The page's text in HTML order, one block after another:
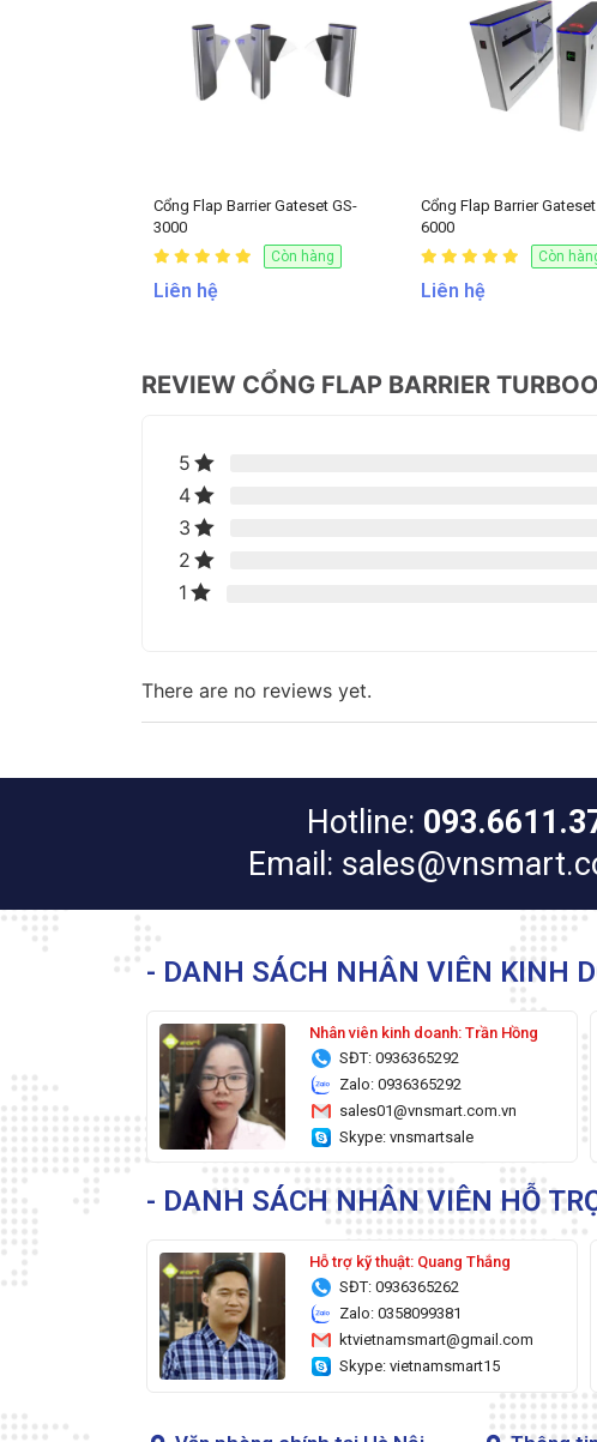
Cổng Flap Barrier Gateset GS-
3000
Còn hàng
Liên hệ
Cổng Flap Barrier Gateset
6000
Còn
Liên hệ
REVIEW CỔNG FLAP BARRIER
5
4
3
2
1
There are no reviews yet.
Hotline:
Email:
- DANH SÁCH NHÂN VIÊN KINH
Nhân viên kinh doanh: Trần Hồng
SĐT: 0936365292
Zalo: 0936365292
sales01@vnsmart.com.vn
Skype: vnsmartsale
- DANH SÁCH NHÂN VIÊN HỖ
Hỗ trợ kỹ thuật: Quang Thắng
SĐT: 0936365262
Zalo: 0358099381
ktvietnamsmart@gmail.com
Skype: vietnamsmart15